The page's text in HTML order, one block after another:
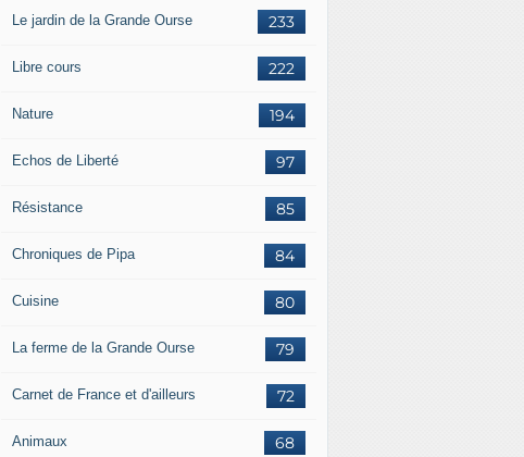
233
Le jardin de la Grande Ourse
222
Libre cours
194
Nature
97
Echos de Liberté
85
Résistance
84
Chroniques de Pipa
80
Cuisine
79
La ferme de la Grande Ourse
72
Carnet de France et d'ailleurs
68
Animaux